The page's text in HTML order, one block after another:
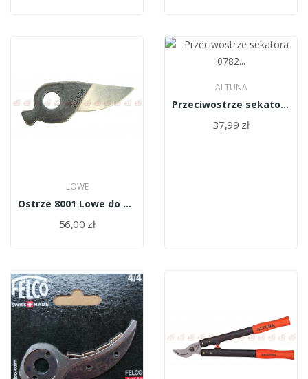
LOWE
Ostrze 8001 Lowe do sekatora 8
56,00 zł
ALTUNA
Przeciwostrze sekatora 0782 Altuna 2071 (1 ręczny)
37,99 zł